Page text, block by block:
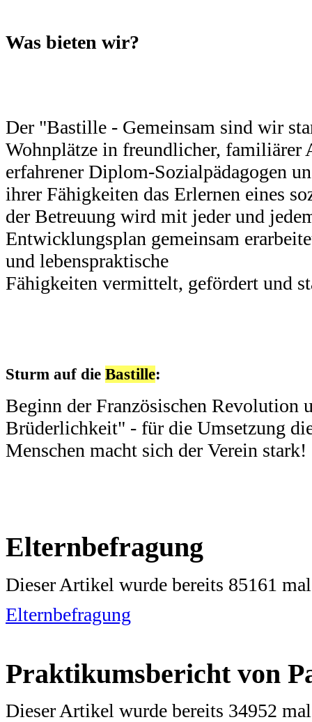
Was bieten wir?
Der "Bastille - Gemeinsam sind wir
Wohnplätze in freundlicher, familiärer
erfahrener Diplom-Sozialpädagogen
ihrer Fähigkeiten das Erlernen eines
der Betreuung wird mit jeder und
Entwicklungsplan gemeinsam
und lebenspraktische
Fähigkeiten vermittelt, gefördert und
Sturm auf die Bastille:
Beginn der Französischen Revolution
Brüderlichkeit" - für die Umsetzung
Menschen macht sich der Verein stark!
Elternbefragung
Dieser Artikel wurde bereits 85161 mal
Elternbefragung
Praktikumsbericht von
Dieser Artikel wurde bereits 34952 mal